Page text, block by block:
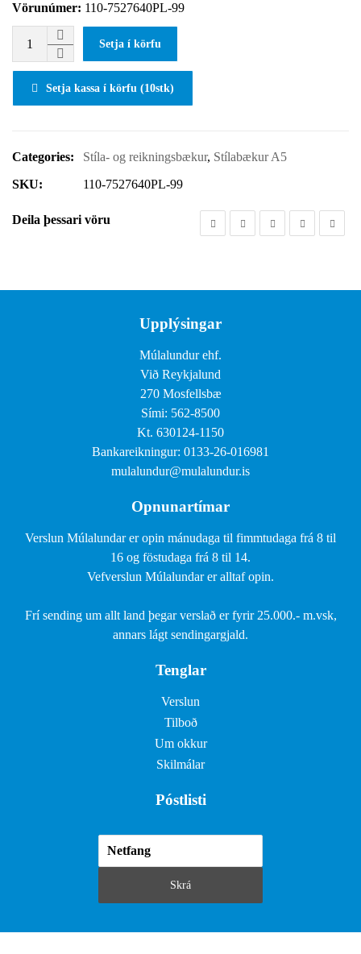
Vörunúmer: 110-7527640PL-99
Setja í körfu
Setja kassa í körfu (10stk)
Categories: Stíla- og reikningsbækur, Stílabækur A5
SKU:
110-7527640PL-99
Deila þessari vöru
Upplýsingar
Múlalundur ehf.
Við Reykjalund
270 Mosfellsbæ
Sími: 562-8500
Kt. 630124-1150
Bankareikningur: 0133-26-016981
mulalundur@mulalundur.is
Opnunartímar
Verslun Múlalundar er opin mánudaga til fimmtudaga frá 8 til
16 og föstudaga frá 8 til 14.
Vefverslun Múlalundar er alltaf opin.
Frí sending um allt land þegar verslað er fyrir 25.000.- m.vsk,
annars lágt sendingargjald.
Tenglar
Verslun
Tilboð
Um okkur
Skilmálar
Póstlisti